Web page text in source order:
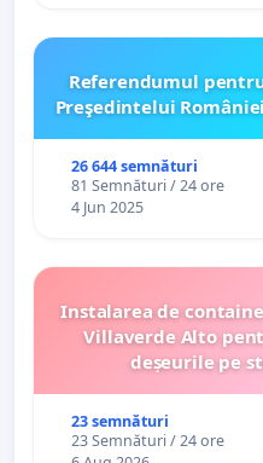
Referendumul
Preşedintelui
26 644 semnături
81 Semnături / 24 ore
4 Jun 2025
Instalarea de
Villaverde Alto
deșeurile pe
23 semnături
23 Semnături / 24 ore